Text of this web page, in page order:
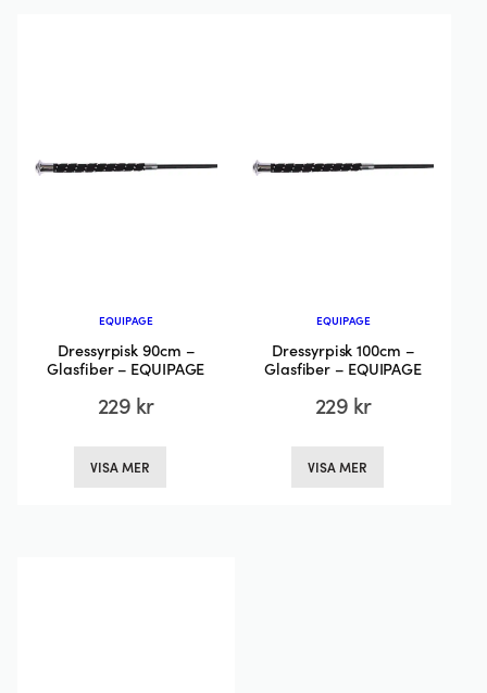
EQUIPAGE
Dressyrpisk 90cm –
Glasfiber – EQUIPAGE
229 kr
VISA MER
EQUIPAGE
Dressyrpisk 100cm –
Glasfiber – EQUIPAGE
229 kr
VISA MER